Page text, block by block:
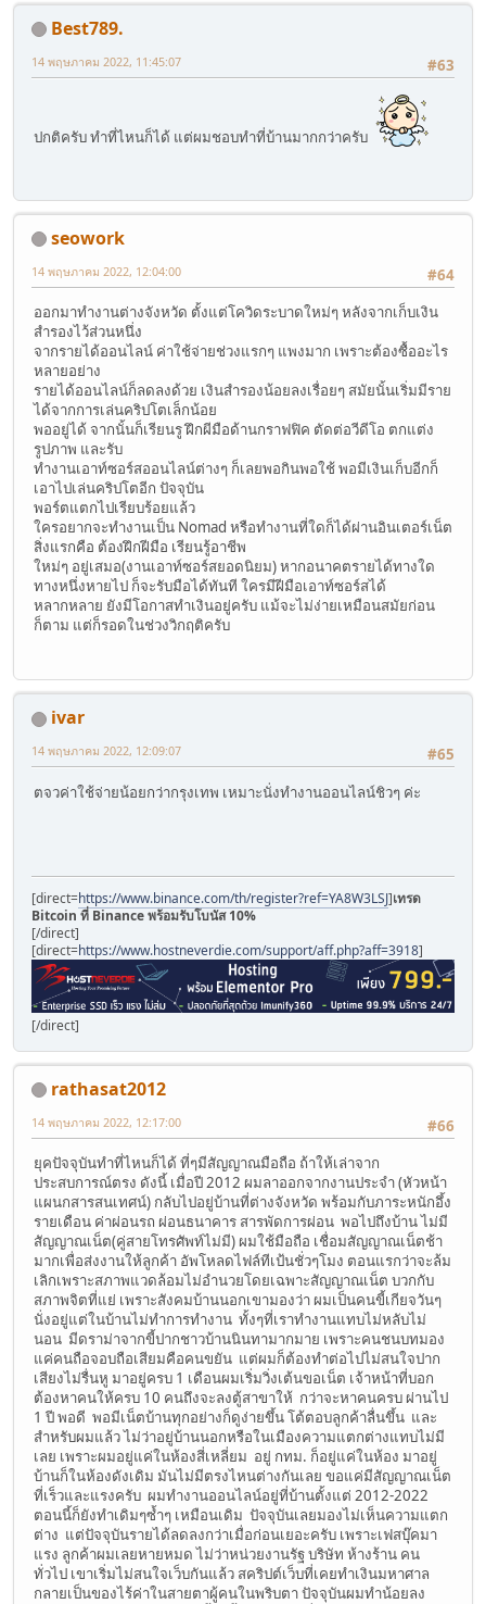
Best789.
#63
14 พฤษภาคม 2022, 11:45:07
ปกติครับ ทำที่ไหนก็ได้ แต่ผมชอบทำที่บ้านมากกว่าครับ
seowork
#64
14 พฤษภาคม 2022, 12:04:00
ออกมาทำงานต่างจังหวัด ตั้งแต่โควิดระบาดใหม่ๆ หลังจากเก็บเงิน
สำรองไว้ส่วนหนึ่ง
จากรายได้ออนไลน์ ค่าใช้จ่ายช่วงแรกๆ แพงมาก เพราะต้องซื้ออะไร
หลายอย่าง
รายได้ออนไลน์ก็ลดลงด้วย เงินสำรองน้อยลงเรื่อยๆ สมัยนั้นเริ่มมีราย
ได้จากการเล่นคริปโตเล็กน้อย
พออยู่ได้ จากนั้นก็เรียนรู ฝึกผีมือด้านกราฟฟิค ตัดต่อวีดีโอ ตกแต่ง
รูปภาพ และรับ
ทำงานเอาท์ซอร์สออนไลน์ต่างๆ ก็เลยพอกินพอใช้ พอมีเงินเก็บอีกก็
เอาไปเล่นคริปโตอีก ปัจจุบัน
พอร์ตแตกไปเรียบร้อยแล้ว
ใครอยากจะทำงานเป็น Nomad หรือทำงานที่ใดก็ได้ผ่านอินเตอร์เน็ต
สิ่งแรกคือ ต้องฝึกฝีมือ เรียนรู้อาชีพ
ใหม่ๆ อยู่เสมอ(งานเอาท์ซอร์สยอดนิยม) หากอนาคตรายได้ทางใด
ทางหนึ่งหายไป ก็จะรับมือได้ทันที ใครมีฝีมือเอาท์ซอร์สได้
หลากหลาย ยังมีโอกาสทำเงินอยู่ครับ แม้จะไม่ง่ายเหมือนสมัยก่อน
ก็ตาม แต่ก็รอดในช่วงวิกฤติครับ
ivar
#65
14 พฤษภาคม 2022, 12:09:07
ตจวค่าใช้จ่ายน้อยกว่ากรุงเทพ เหมาะนั่งทำงานออนไลน์ชิวๆ ค่ะ
[direct=https://www.binance.com/th/register?ref=YA8W3LSJ]เทรด
Bitcoin ที่ Binance พร้อมรับโบนัส 10%
[/direct]
[direct=https://www.hostneverdie.com/support/aff.php?aff=3918]
[/direct]
rathasat2012
#66
14 พฤษภาคม 2022, 12:17:00
ยุคปัจจุบันทำที่ไหนก็ได้ ที่ๆมีสัญญาณมือถือ ถ้าให้เล่าจาก
ประสบการณ์ตรง ดังนี้ เมื่อปี 2012 ผมลาออกจากงานประจำ (หัวหน้า
แผนกสารสนเทศน์) กลับไปอยู่บ้านที่ต่างจังหวัด พร้อมกับภาระหนักอึ้ง
รายเดือน ค่าผ่อนรถ ผ่อนธนาคาร สารพัดการผ่อน พอไปถึงบ้าน ไม่มี
สัญญาณเน็ต(คู่สายโทรศัพท์ไม่มี) ผมใช้มือถือ เชื่อมสัญญาณเน็ตช้า
มากเพื่อส่งงานให้ลูกค้า อัพโหลดไฟล์ทีเป้นชั่วๆโมง ตอนแรกว่าจะล้ม
เลิกเพราะสภาพแวดล้อมไม่อำนวยโดยเฉพาะสัญญาณเน็ต บวกกับ
สภาพจิตที่แย่ เพราะสังคมบ้านนอกเขามองว่า ผมเป็นคนขี้เกียจวันๆ
นั่งอยู่แต่ในบ้านไม่ทำการทำงาน ทั้งๆที่เราทำงานแทบไม่หลับไม่
นอน มีดราม่าจากขี้ปากชาวบ้านนินทามากมาย เพราะคนชนบทมอง
แค่คนถือจอบถือเสียมคือคนขยัน แต่ผมก็ต้องทำต่อไปไม่สนใจปาก
เสียงไม่รื่นหู มาอยู่ครบ 1 เดือนผมเริ่มวิ่งเต้นขอเน็ต เจ้าหน้าที่บอก
ต้องหาคนให้ครบ 10 คนถึงจะลงตู้สาขาให้ กว่าจะหาคนครบ ผ่านไป
1 ปี พอดี พอมีเน็ตบ้านทุกอย่างก็ดูง่ายขึ้น โต้ตอบลูกค้าลื่นขึ้น และ
สำหรับผมแล้ว ไม่ว่าอยู่บ้านนอกหรือในเมืองความแตกต่างแทบไม่มี
เลย เพราะผมอยู่แค่ในห้องสี่เหลี่ยม อยู่ กทม. ก็อยู่แค่ในห้อง มาอยู่
บ้านก็ในห้องดังเดิม มันไม่มีตรงไหนต่างกันเลย ขอแค่มีสัญญาณเน็ต
ที่เร็วและแรงครับ ผมทำงานออนไลน์อยู่ที่บ้านตั้งแต่ 2012-2022
ตอนนี้ก็ยังทำเดิมๆซ้ำๆ เหมือนเดิม ปัจจุบันเลยมองไม่เห็นความแตก
ต่าง แต่ปัจจุบันรายได้ลดลงกว่าเมื่อก่อนเยอะครับ เพราะเฟสบุ๊คมา
แรง ลูกค้าผมเลยหายหมด ไม่ว่าหน่วยงานรัฐ บริษัท ห้างร้าน คน
ทั่วไป เขาเริ่มไม่สนใจเว็บกันแล้ว สคริปต์เว็บที่เคยทำเงินมหาศาล
กลายเป็นของไร้ค่าในสายตาผู้คนในพริบตา ปัจจุบันผมทำน้อยลง